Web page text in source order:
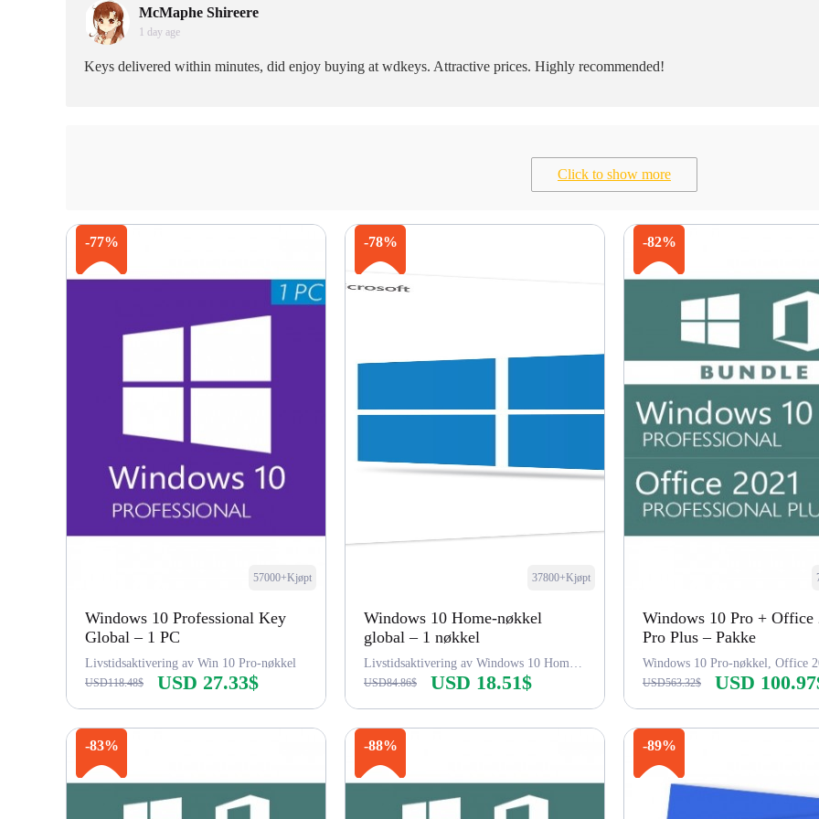
McMaphe Shireere
1 day age
Keys delivered within minutes, did enjoy buying at wdkeys. Attractive prices. Highly recommended!
Click to show more
-77%
57000+Kjøpt
Windows 10 Professional Key
Global – 1 PC
Livstidsaktivering av Win 10 Pro-nøkkel
USD118.48$ USD 27.33$
Kjøp nå
-78%
37800+Kjøpt
Windows 10 Home-nøkkel
global – 1 nøkkel
Livstidsaktivering av Windows 10 Home-nøkkel
USD84.86$ USD 18.51$
Kjøp nå
-82%
Windows 10 Pro + Office
Pro Plus – Pakke
USD563.32$ USD
Kjøp nå
-83%
-88% -89%